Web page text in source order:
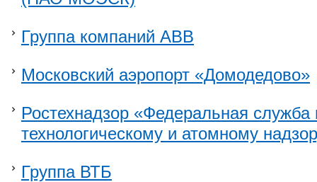
Группа компаний ABB
Московский аэропорт «Домодедово»
Ростехнадзор «Федеральная служба
технологическому и атомному
Группа ВТБ